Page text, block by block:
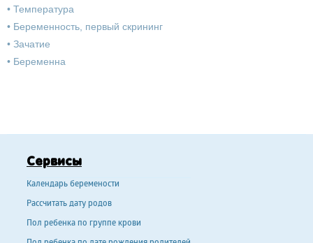
• Температура
• Беременность, первый скрининг
• Зачатие
• Беременна
Сервисы
Календарь беремености
Рассчитать дату родов
Пол ребенка по группе крови